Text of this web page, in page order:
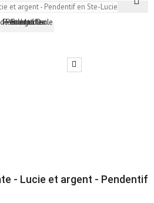
- Lucie et argent - Pendentif